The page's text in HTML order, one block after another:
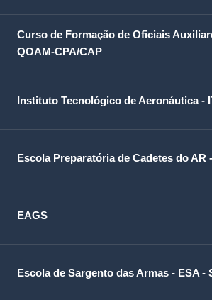
Curso de Formação de Oficiais
QOAM-CPA/CAP
Instituto Tecnológico de Aeronáutica -
Escola Preparatória de Cadetes do AR
EAGS
Escola de Sargento das Armas - ESA -